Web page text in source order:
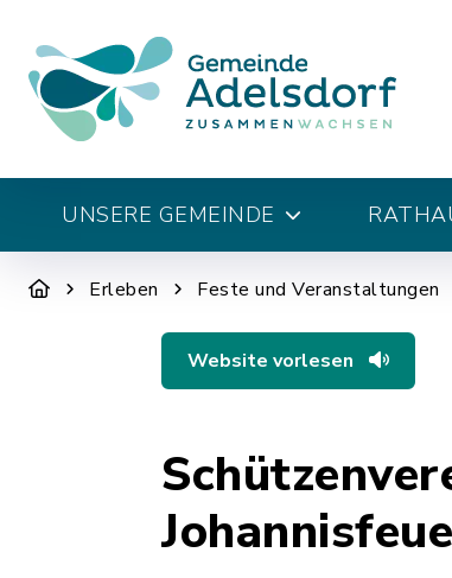
UNSERE GEMEINDE
Erleben Feste und Veranstaltungen
Website vorlesen